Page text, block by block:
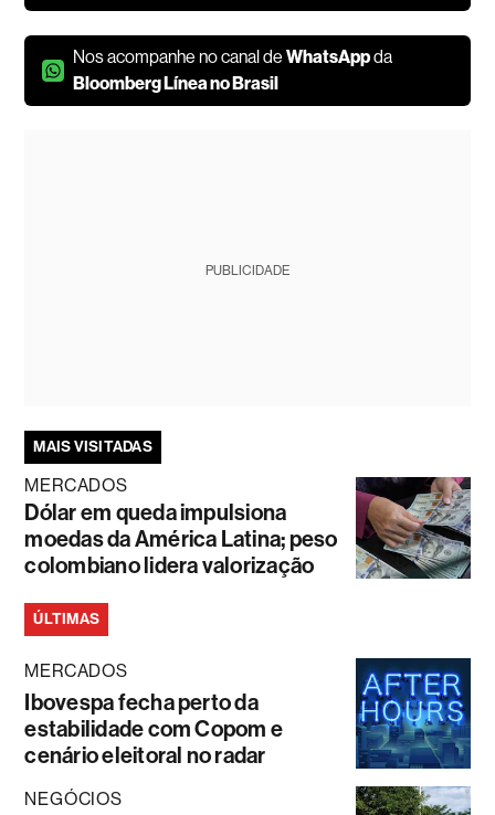
Nos acompanhe no canal deWhatsAppda
Bloomberg Línea no Brasil
PUBLICIDADE
MAIS VISITADAS
MERCADOS
Dólar em queda impulsiona
moedas da América Latina; peso
colombiano lidera valorização
ÚLTIMAS
MERCADOS
Ibovespa fecha perto da
estabilidade com Copom e
cenário eleitoral no radar
NEGÓCIOS